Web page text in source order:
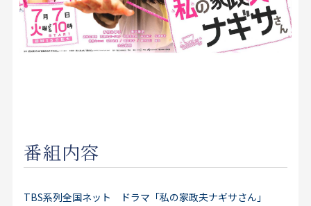
お見積り来店予約はこちら
番組内容
TBS系列全国ネット ドラマ「私の家政夫ナギサさん」